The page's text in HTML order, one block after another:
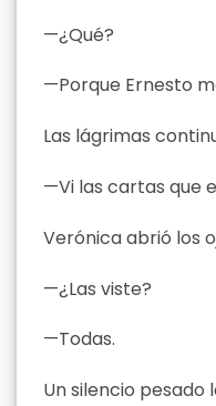
—¿Qué?
—Porque Ernesto
Las lágrimas
—Vi las cartas que
Verónica abrió los
—¿Las viste?
—Todas.
Un silencio pesado